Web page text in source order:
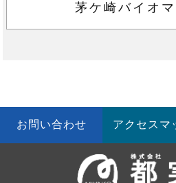
茅ケ崎バイオ
お問い合わせ アクセスマ